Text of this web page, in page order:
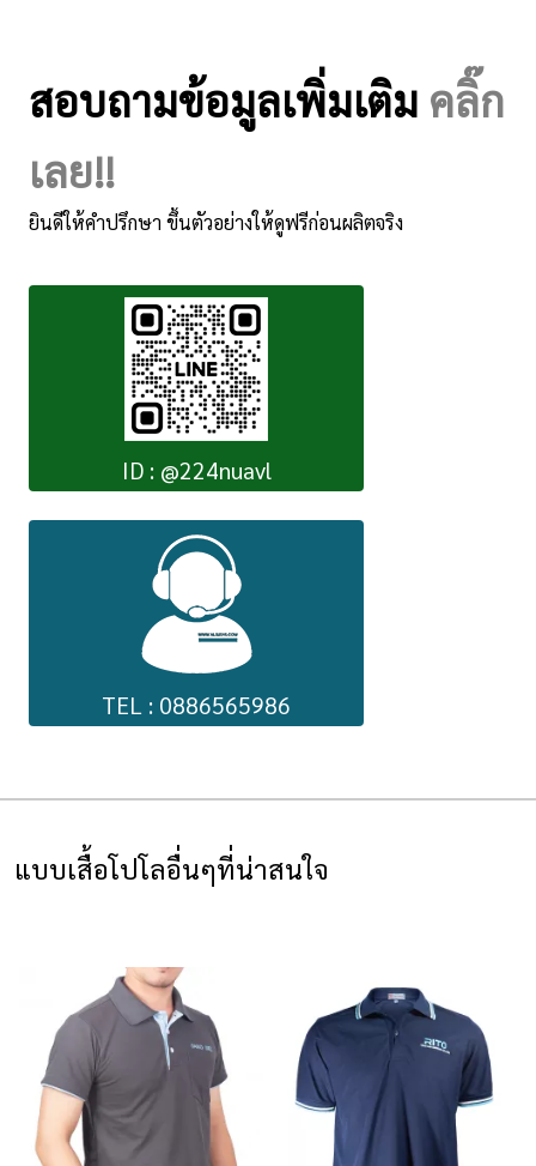
สอบถามข้อมูลเพิ่มเติม คลิ๊ก
เลย!!
ยินดีให้คำปรึกษา ขึ้นตัวอย่างให้ดูฟรีก่อนผลิตจริง
ID : @224nuavl
TEL : 0886565986
แบบเสื้อโปโลอื่นๆที่น่าสนใจ